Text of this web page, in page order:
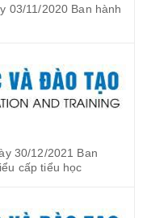
03/11/2020 Ban hành
30/12/2021 Ban
cấp tiểu học